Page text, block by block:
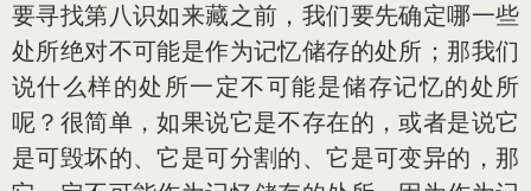
要寻找第八识如来藏之前，我们要先确定哪一些
处所绝对不可能是作为记忆储存的处所；那我们
说什么样的处所一定不可能是储存记忆的处所
呢？很简单，如果说它是不存在的，或者是说它
是可毁坏的、它是可分割的、它是可变异的，那